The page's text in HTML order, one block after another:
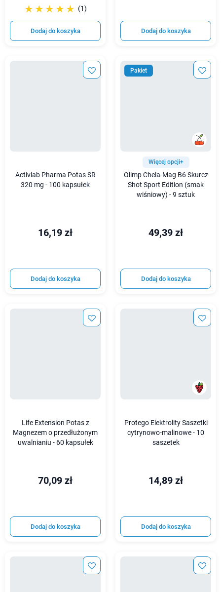
☆☆☆☆☆
★★★★★ (1)
Dodaj do koszyka Dodaj do koszyka
Activlab Pharma Potas SR
320 mg - 100 kapsułek
16,19 zł
Dodaj do koszyka
Pakiet
Więcej opcji+
Olimp Chela-Mag B6 Skurcz
Shot Sport Edition (smak
wiśniowy) - 9 sztuk
49,39 zł
Dodaj do koszyka
Life Extension Potas z
Magnezem o przedłużonym
uwalnianiu - 60 kapsułek
70,09 zł
Dodaj do koszyka
Protego Elektrolity Saszetki
cytrynowo-malinowe - 10
saszetek
14,89 zł
Dodaj do koszyka